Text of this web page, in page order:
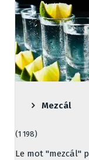
Mezcál
(1 198)
Le mot "mezcál"